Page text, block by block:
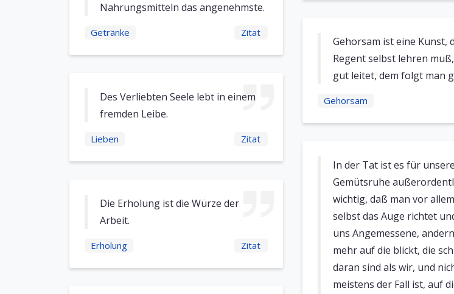
Nahrungsmitteln das angenehmste.
Getränke Zitat
Des Verliebten Seele lebt in einem
fremden Leibe.
Lieben Zitat
Die Erholung ist die Würze der
Arbeit.
Erholung Zitat
Gehorsam ist eine Kunst,
Regent selbst lehren
gut leitet, dem folgt man
Gehorsam
In der Tat ist es für unsere
Gemütsruhe
wichtig, daß man vor
selbst das Auge richtet
uns Angemessene,
mehr auf die blickt, die
daran sind als wir, und
meistens der Fall ist, auf